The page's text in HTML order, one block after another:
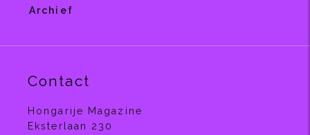
Archief
Contact
Hongarije Magazine
Eksterlaan 230